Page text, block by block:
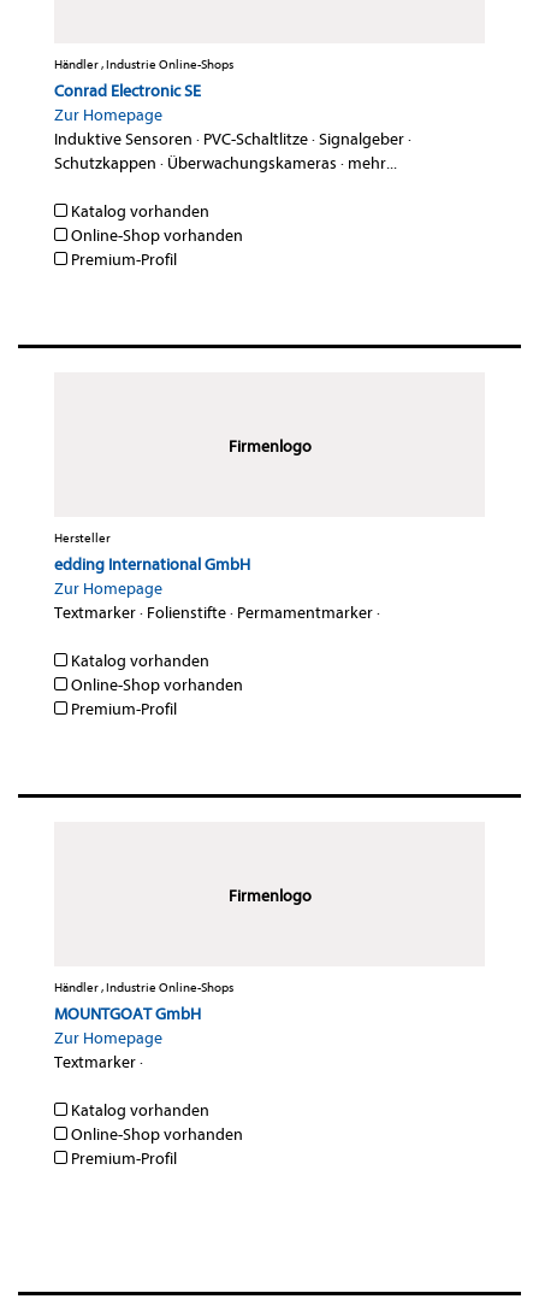
Händler , Industrie Online-Shops
Conrad Electronic SE
Zur Homepage
Induktive Sensoren · PVC-Schaltlitze·Signalgeber·
Schutzkappen · Überwachungskameras · mehr...
Katalog vorhanden
Online-Shop vorhanden
Premium-Profil
Firmenlogo
Hersteller
edding International GmbH
Zur Homepage
Textmarker· Folienstifte· Permamentmarker·
Katalog vorhanden
Online-Shop vorhanden
Premium-Profil
Firmenlogo
Händler , Industrie Online-Shops
MOUNTGOAT GmbH
Zur Homepage
Textmarker·
Katalog vorhanden
Online-Shop vorhanden
Premium-Profil